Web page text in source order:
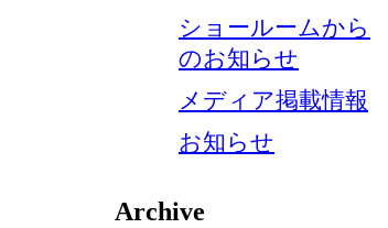
ショールームから
のお知らせ
メディア掲載情報
お知らせ
Archive